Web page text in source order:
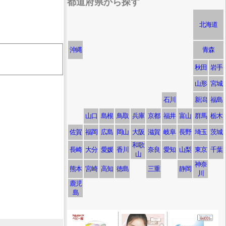
都道府県から探す
北海道
沖縄 青森
秋田 岩手
山形 宮城
石川 新潟 福島
山口 島根 鳥取 兵庫 京都 福井 富山 群馬 栃木
佐賀 福岡 広島 岡山 大阪 滋賀 岐阜 長野 埼玉 茨城
長崎 大分 愛媛 香川
和歌
山
奈良 愛知 山梨 東京 千葉
熊本 宮崎 高知 徳島 三重 静岡
神奈
川
鹿児
島